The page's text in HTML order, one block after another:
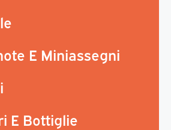
E Miniassegni
E Bottiglie